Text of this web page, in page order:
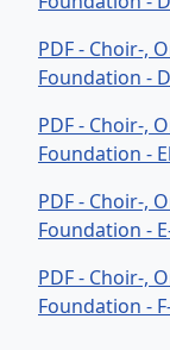
PDF - Choir-,
Foundation -
PDF - Choir-,
Foundation -
PDF - Choir-,
Foundation -
PDF - Choir-,
Foundation -